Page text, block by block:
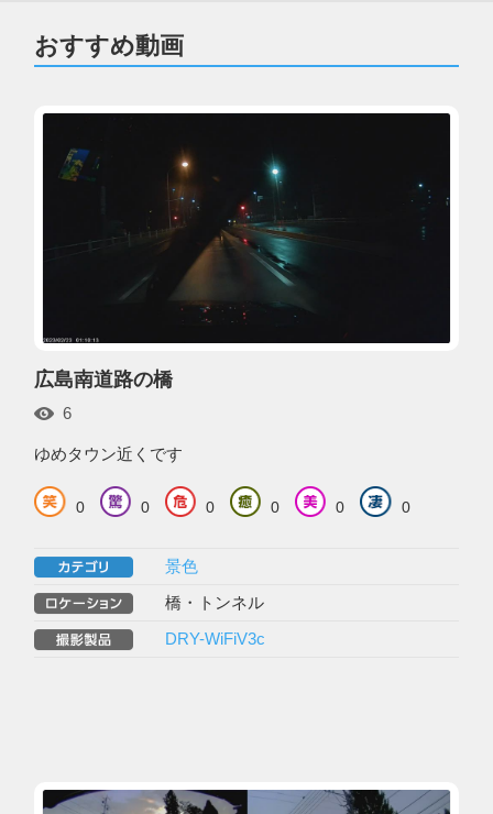
おすすめ動画
広島南道路の橋
6
ゆめタウン近くです
0 0 0 0 0 0
景色
橋・トンネル
DRY-WiFiV3c